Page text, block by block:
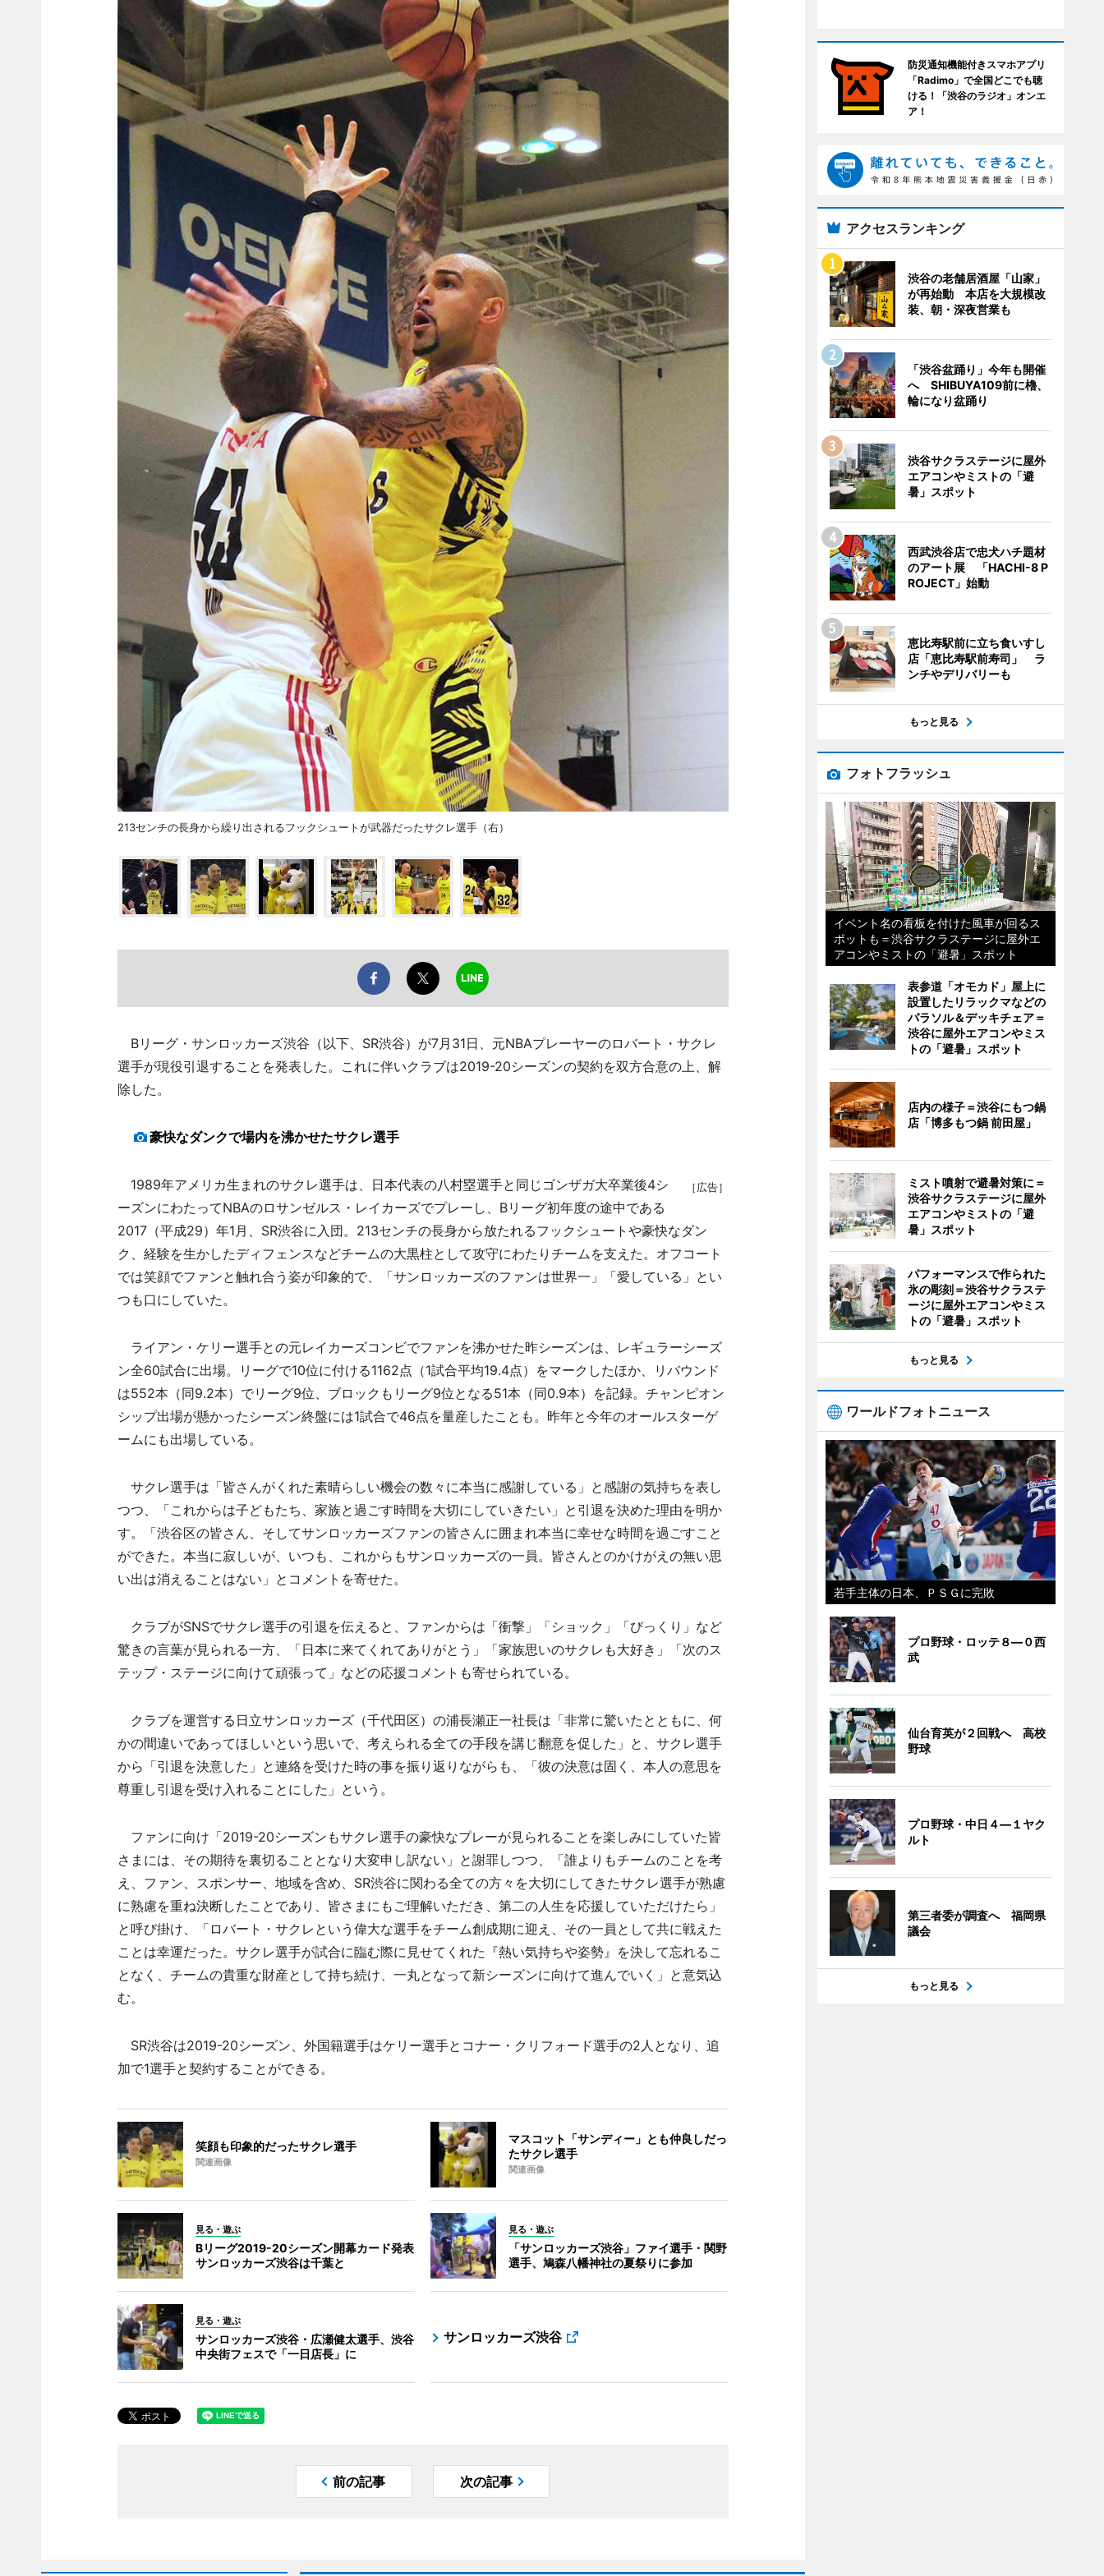
213センチの長身から繰り出されるフックシュートが武器だったサクレ選手（右）
Bリーグ・サンロッカーズ渋谷（以下、SR渋谷）が7月31日、元NBAプレーヤーのロバート・サクレ
選手が現役引退することを発表した。これに伴いクラブは2019-20シーズンの契約を双方合意の上、解
除した。
豪快なダンクで場内を沸かせたサクレ選手
［広告］
1989年アメリカ生まれのサクレ選手は、日本代表の八村塁選手と同じゴンザガ大卒業後4シ
ーズンにわたってNBAのロサンゼルス・レイカーズでプレーし、Bリーグ初年度の途中である
2017（平成29）年1月、SR渋谷に入団。213センチの長身から放たれるフックシュートや豪快なダン
ク、経験を生かしたディフェンスなどチームの大黒柱として攻守にわたりチームを支えた。オフコート
では笑顔でファンと触れ合う姿が印象的で、「サンロッカーズのファンは世界一」「愛している」とい
つも口にしていた。
ライアン・ケリー選手との元レイカーズコンビでファンを沸かせた昨シーズンは、レギュラーシーズ
ン全60試合に出場。リーグで10位に付ける1162点（1試合平均19.4点）をマークしたほか、リバウンド
は552本（同9.2本）でリーグ9位、ブロックもリーグ9位となる51本（同0.9本）を記録。チャンピオン
シップ出場が懸かったシーズン終盤には1試合で46点を量産したことも。昨年と今年のオールスターゲ
ームにも出場している。
サクレ選手は「皆さんがくれた素晴らしい機会の数々に本当に感謝している」と感謝の気持ちを表し
つつ、「これからは子どもたち、家族と過ごす時間を大切にしていきたい」と引退を決めた理由を明か
す。「渋谷区の皆さん、そしてサンロッカーズファンの皆さんに囲まれ本当に幸せな時間を過ごすこと
ができた。本当に寂しいが、いつも、これからもサンロッカーズの一員。皆さんとのかけがえの無い思
い出は消えることはない」とコメントを寄せた。
クラブがSNSでサクレ選手の引退を伝えると、ファンからは「衝撃」「ショック」「びっくり」など
驚きの言葉が見られる一方、「日本に来てくれてありがとう」「家族思いのサクレも大好き」「次のス
テップ・ステージに向けて頑張って」などの応援コメントも寄せられている。
クラブを運営する日立サンロッカーズ（千代田区）の浦長瀬正一社長は「非常に驚いたとともに、何
かの間違いであってほしいという思いで、考えられる全ての手段を講じ翻意を促した」と、サクレ選手
から「引退を決意した」と連絡を受けた時の事を振り返りながらも、「彼の決意は固く、本人の意思を
尊重し引退を受け入れることにした」という。
ファンに向け「2019-20シーズンもサクレ選手の豪快なプレーが見られることを楽しみにしていた皆
さまには、その期待を裏切ることとなり大変申し訳ない」と謝罪しつつ、「誰よりもチームのことを考
え、ファン、スポンサー、地域を含め、SR渋谷に関わる全ての方々を大切にしてきたサクレ選手が熟慮
に熟慮を重ね決断したことであり、皆さまにもご理解いただき、第二の人生を応援していただけたら」
と呼び掛け、「ロバート・サクレという偉大な選手をチーム創成期に迎え、その一員として共に戦えた
ことは幸運だった。サクレ選手が試合に臨む際に見せてくれた『熱い気持ちや姿勢』を決して忘れるこ
となく、チームの貴重な財産として持ち続け、一丸となって新シーズンに向けて進んでいく」と意気込
む。
SR渋谷は2019-20シーズン、外国籍選手はケリー選手とコナー・クリフォード選手の2人となり、追
加で1選手と契約することができる。
笑顔も印象的だったサクレ選手
関連画像
マスコット「サンディー」とも仲良しだっ
たサクレ選手
関連画像
見る・遊ぶ
Bリーグ2019-20シーズン開幕カード発表
サンロッカーズ渋谷は千葉と
見る・遊ぶ
「サンロッカーズ渋谷」ファイ選手・関野
選手、鳩森八幡神社の夏祭りに参加
見る・遊ぶ
サンロッカーズ渋谷・広瀬健太選手、渋谷
中央街フェスで「一日店長」に
サンロッカーズ渋谷
前の記事 次の記事
防災通知機能付きスマホアプリ
「Radimo」で全国どこでも聴
ける！「渋谷のラジオ」オンエ
ア！
アクセスランキング
渋谷の老舗居酒屋「山家」
が再始動 本店を大規模改
装、朝・深夜営業も
「渋谷盆踊り」今年も開催
へ SHIBUYA109前に櫓、
輪になり盆踊り
渋谷サクラステージに屋外
エアコンやミストの「避
暑」スポット
西武渋谷店で忠犬ハチ題材
のアート展 「HACHI-8 P
ROJECT」始動
恵比寿駅前に立ち食いすし
店「恵比寿駅前寿司」 ラ
ンチやデリバリーも
もっと見る
フォトフラッシュ
イベント名の看板を付けた風車が回るス
ポットも＝渋谷サクラステージに屋外エ
アコンやミストの「避暑」スポット
表参道「オモカド」屋上に
設置したリラックマなどの
パラソル＆デッキチェア＝
渋谷に屋外エアコンやミス
トの「避暑」スポット
店内の様子＝渋谷にもつ鍋
店「博多もつ鍋 前田屋」
ミスト噴射で避暑対策に＝
渋谷サクラステージに屋外
エアコンやミストの「避
暑」スポット
パフォーマンスで作られた
氷の彫刻＝渋谷サクラステ
ージに屋外エアコンやミス
トの「避暑」スポット
もっと見る
ワールドフォトニュース
若手主体の日本、ＰＳＧに完敗
プロ野球・ロッテ８―０西
武
仙台育英が２回戦へ 高校
野球
プロ野球・中日４―１ヤク
ルト
第三者委が調査へ 福岡県
議会
もっと見る